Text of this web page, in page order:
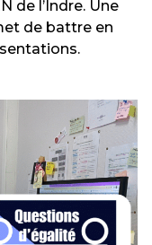
de l’Indre. Une
de battre en